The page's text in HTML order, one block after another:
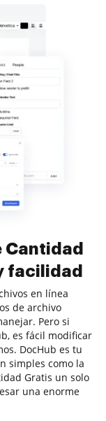
Cantidad
facilidad
en línea
de archivo
Pero si
es fácil modificar
DocHub es tu
simples como la
Gratis un solo
una enorme